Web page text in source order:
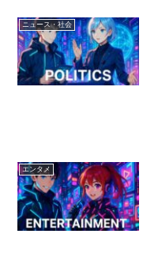
ニュース・社会
エンタメ